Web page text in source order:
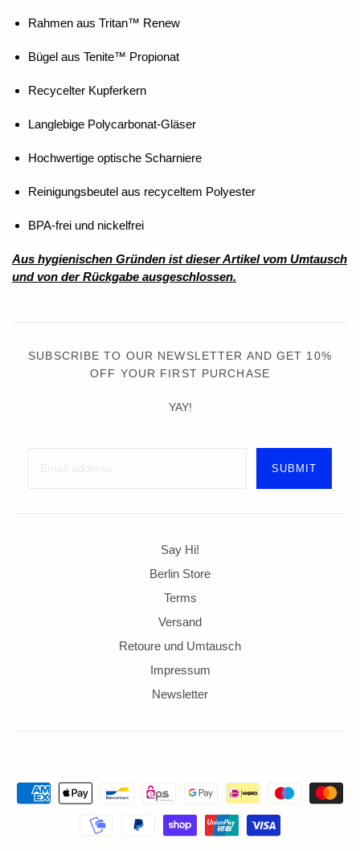
Rahmen aus Tritan™ Renew
Bügel aus Tenite™ Propionat
Recycelter Kupferkern
Langlebige Polycarbonat-Gläser
Hochwertige optische Scharniere
Reinigungsbeutel aus recyceltem Polyester
BPA-frei und nickelfrei
Aus hygienischen Gründen ist dieser Artikel vom Umtausch
und von der Rückgabe ausgeschlossen.
SUBSCRIBE TO OUR NEWSLETTER AND GET 10%
OFF YOUR FIRST PURCHASE
YAY!
Say Hi!
Berlin Store
Terms
Versand
Retoure und Umtausch
Impressum
Newsletter